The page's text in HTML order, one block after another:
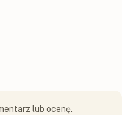
lub ocenę.